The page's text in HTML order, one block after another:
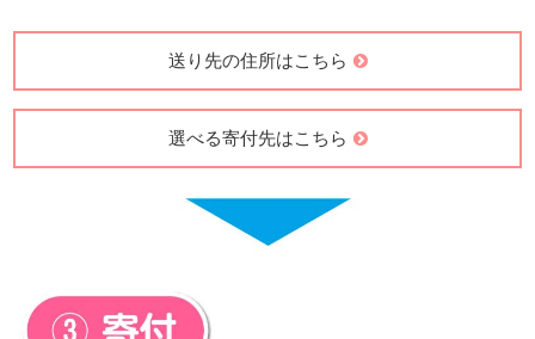
送り先の住所はこちら
選べる寄付先はこちら